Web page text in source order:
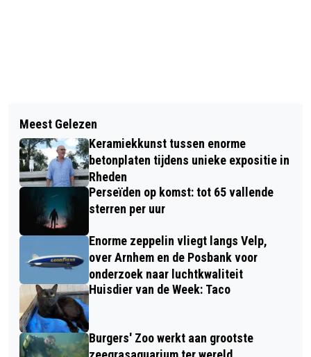
THEATERWANDELING VOOR JONG EN
OUD IN HOF TE DIEREN
VANAF NU MAKKELIJKER OM IN
GELDERLAND BIOLOGISCHE BLOEMEN
TE KOPEN
Meest Gelezen
Keramiekkunst tussen enorme
betonplaten tijdens unieke expositie in
Rheden
Perseïden op komst: tot 65 vallende
sterren per uur
Enorme zeppelin vliegt langs Velp,
over Arnhem en de Posbank voor
onderzoek naar luchtkwaliteit
Huisdier van de Week: Taco
Burgers' Zoo werkt aan grootste